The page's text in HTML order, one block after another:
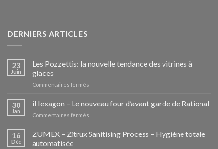
DERNIERS ARTICLES
23
Juin
Les Pozzettis: la nouvelle tendance des vitrines à
glaces
Commentaires fermés
Pozzettis:
la
des
30
Jan
iHexagon – Le nouveau four d’avant garde de Rational
Commentaires fermés
–
Le
16
Déc
ZUMEX – Zitrux Sanitising Process – Hygiène totale
automatisée